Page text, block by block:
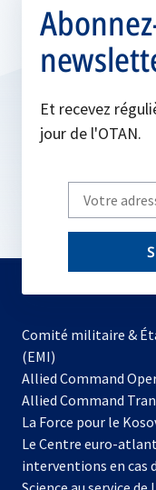
Et recevez
jour de l'OTAN.
Write
your
email
Comité militaire &
(EMI)
Allied Command
Allied Command
La Force pour le
Le Centre euro-
interventions en cas